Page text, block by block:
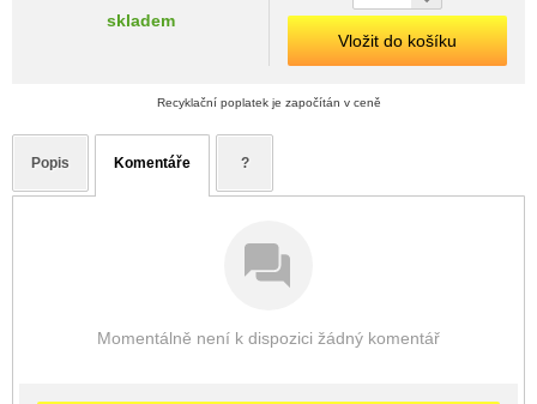
skladem
Vložit do košíku
Recyklační poplatek je započítán v ceně
Popis Komentáře ?
Momentálně není k dispozici žádný komentář